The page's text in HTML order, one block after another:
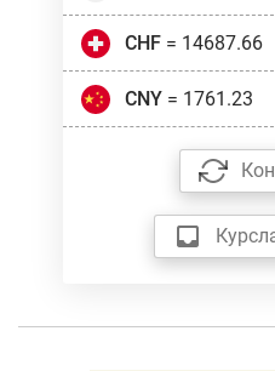
CHF= 14687.66
CNY= 1761.23